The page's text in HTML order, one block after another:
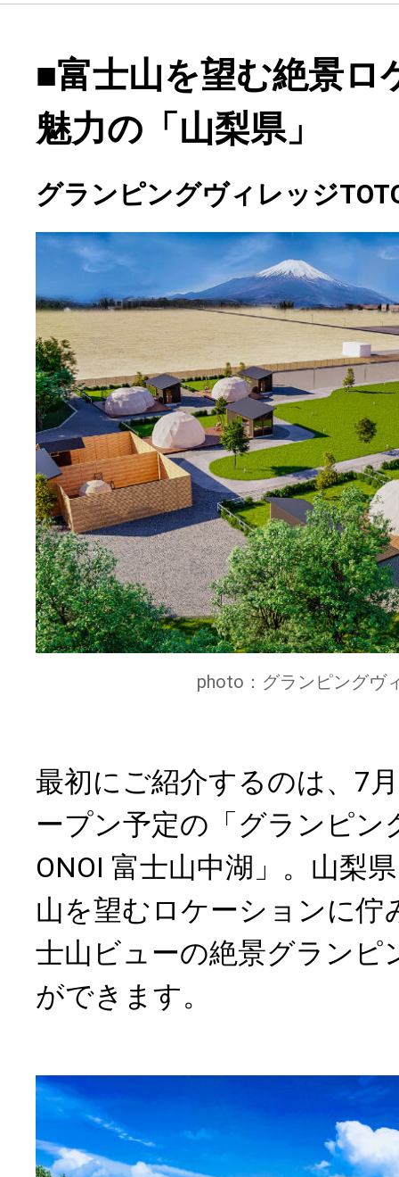
■富士山を望む絶景ロ
魅力の「山梨県」
グランピングヴィレッジ
photo：グランピングヴ
最初にご紹介するのは、7
ープン予定の「グランピン
ONOI 富士山中湖」。山梨
山を望むロケーションに佇
士山ビューの絶景グランピ
ができます。